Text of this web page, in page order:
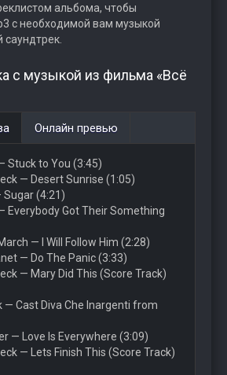
альбома, чтобы
с необходимой вам музыкой
с музыкой из фильма «Всё
Онлайн превью
Stuck to You (3:45)
— Desert Sunrise (1:05)
Sugar (4:21)
Everybody Got Their Something
— I Will Follow Him (2:28)
— Do The Panic (3:33)
— Mary Did This (Score Track)
— Cast Diva Che Inargenti from
— Love Is Everywhere (3:09)
— Lets Finish This (Score Track)